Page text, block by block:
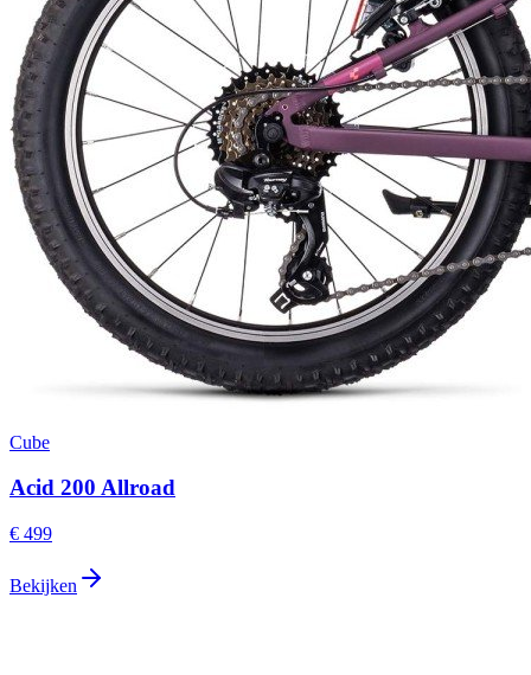
Cube
Acid 200 Allroad
€ 499
Bekijken